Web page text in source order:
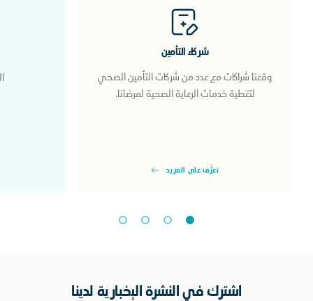
شركاء التأمين
وقعنا شراكات مع عدد من شركات التأمين الصحي
لتغطية خدمات الرعاية الصحية لمرضانا.
تعرَّف على المزيد
اشترك في النشرة الإخبارية لدينا